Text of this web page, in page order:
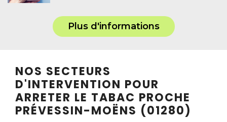
Plus d'informations
NOS SECTEURS
D'INTERVENTION POUR
ARRETER LE TABAC PROCHE
PRÉVESSIN-MOËNS (01280)